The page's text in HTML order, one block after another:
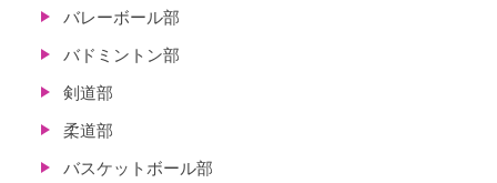
バレーボール部
バドミントン部
剣道部
柔道部
バスケットボール部